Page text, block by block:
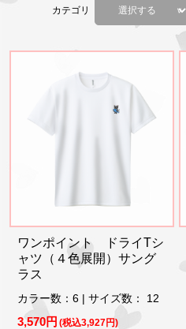
カテゴリ
ワンポイント ドライTシ
ャツ（４色展開）サング
ラス
カラー数：6 | サイズ数： 12
3,570円 (税込3,927円)